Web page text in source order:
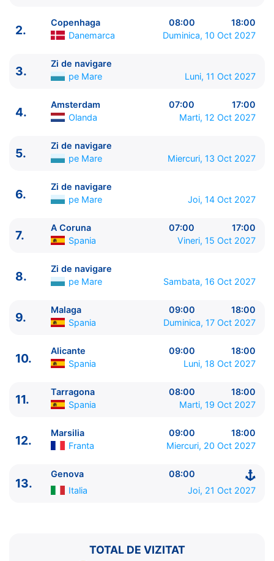
MSC Euribia★★★★★
Ziua | Portul | Sosire - Plecare
----------------------------------------
Copenhaga Danemarca
08:00 - 18:00
3.
Zi de navigare
0:00 - 0:00
5.
Zi de navigare pe Mare
Zi de navigare pe Mare
0:00 - 0:00
8.
Zi de navigare
0:00 - 0:00
Malaga Spania
09:00 - 18:00
Alicante
09:00 - 18:00
11. Tarragona Spania
Genova Italia
2.
Copenhaga 08:00
18:00
Danemarca
Duminica, 10 Oct 2027
3.
Zi de navigare
pe Mare
Luni, 11 Oct 2027
4.
Amsterdam 07:00
17:00
Olanda
Marti, 12 Oct 2027
5.
Zi de navigare
pe Mare
Miercuri, 13 Oct 2027
6.
Zi de navigare
pe Mare
Joi, 14 Oct 2027
7.
A Coruna 07:00
17:00
Spania
Vineri, 15 Oct 2027
8.
Zi de navigare
pe Mare
Sambata, 16 Oct 2027
9.
Malaga 09:00
18:00
Spania
Duminica, 17 Oct 2027
10.
Alicante 09:00
18:00
Spania
Luni, 18 Oct 2027
11.
Tarragona 08:00
18:00
Spania
Marti, 19 Oct 2027
12.
Marsilia 09:00
18:00
Franta
Miercuri, 20 Oct 2027
13.
Genova
08:00
Italia
Joi, 21 Oct 2027
TOTAL DE VIZITAT